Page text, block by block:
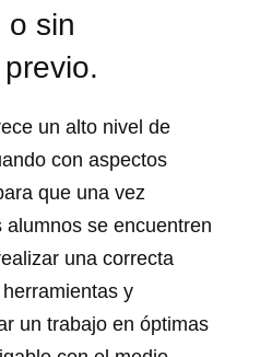
o sin
un alto nivel de
con aspectos
que una vez
se encuentren
una correcta
y
un trabajo en óptimas